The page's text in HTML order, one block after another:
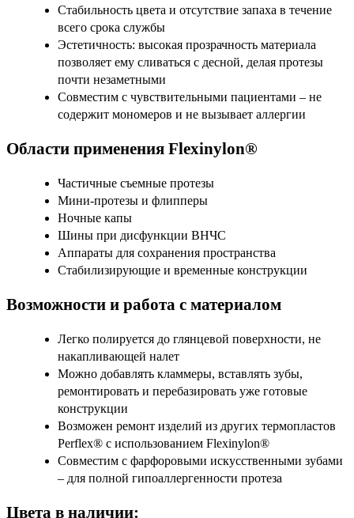
Стабильность цвета и отсутствие запаха в течение
всего срока службы
Эстетичность: высокая прозрачность материала
позволяет ему сливаться с десной, делая протезы
почти незаметными
Совместим с чувствительными пациентами – не
содержит мономеров и не вызывает аллергии
Области применения Flexinylon®
Частичные съемные протезы
Мини-протезы и флипперы
Ночные капы
Шины при дисфункции ВНЧС
Аппараты для сохранения пространства
Стабилизирующие и временные конструкции
Возможности и работа с материалом
Легко полируется до глянцевой поверхности, не
накапливающей налет
Можно добавлять кламмеры, вставлять зубы,
ремонтировать и перебазировать уже готовые
конструкции
Возможен ремонт изделий из других термопластов
Perflex® с использованием Flexinylon®
Совместим с фарфоровыми искусственными зубами
– для полной гипоаллергенности протеза
Цвета в наличии: